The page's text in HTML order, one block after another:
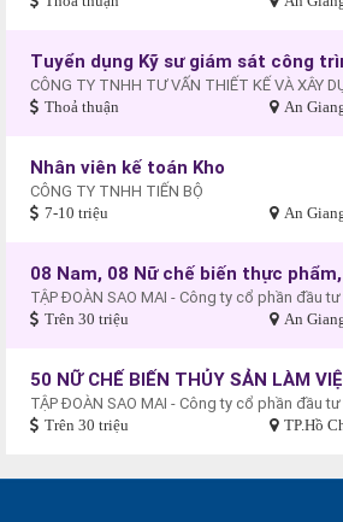
Tuyển dụng Kỹ sư giám sát công
CÔNG TY TNHH TƯ VẤN THIẾT KẾ VÀ XÂY
Thoả thuận An
Nhân viên kế toán Kho
CÔNG TY TNHH TIẾN BỘ
7-10 triệu An
Trên 30 triệu An
Trên 30 triệu TP.Hồ